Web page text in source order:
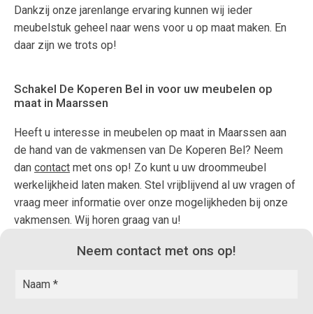
Dankzij onze jarenlange ervaring kunnen wij ieder
meubelstuk geheel naar wens voor u op maat maken. En
daar zijn we trots op!
Schakel De Koperen Bel in voor uw meubelen op
maat in Maarssen
Heeft u interesse in meubelen op maat in Maarssen aan
de hand van de vakmensen van De Koperen Bel? Neem
dan contact met ons op! Zo kunt u uw droommeubel
werkelijkheid laten maken. Stel vrijblijvend al uw vragen of
vraag meer informatie over onze mogelijkheden bij onze
vakmensen. Wij horen graag van u!
Neem contact met ons op!